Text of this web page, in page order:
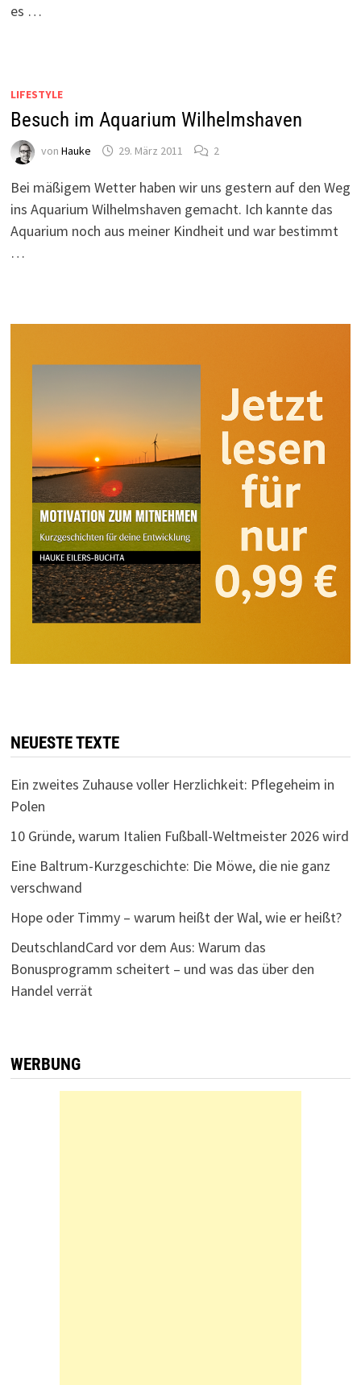
es …
LIFESTYLE
Besuch im Aquarium Wilhelmshaven
von Hauke 29. März 2011 2
Bei mäßigem Wetter haben wir uns gestern auf den Weg
ins Aquarium Wilhelmshaven gemacht. Ich kannte das
Aquarium noch aus meiner Kindheit und war bestimmt
…
NEUESTE TEXTE
Ein zweites Zuhause voller Herzlichkeit: Pflegeheim in
Polen
10 Gründe, warum Italien Fußball-Weltmeister 2026 wird
Eine Baltrum-Kurzgeschichte: Die Möwe, die nie ganz
verschwand
Hope oder Timmy – warum heißt der Wal, wie er heißt?
DeutschlandCard vor dem Aus: Warum das
Bonusprogramm scheitert – und was das über den
Handel verrät
WERBUNG